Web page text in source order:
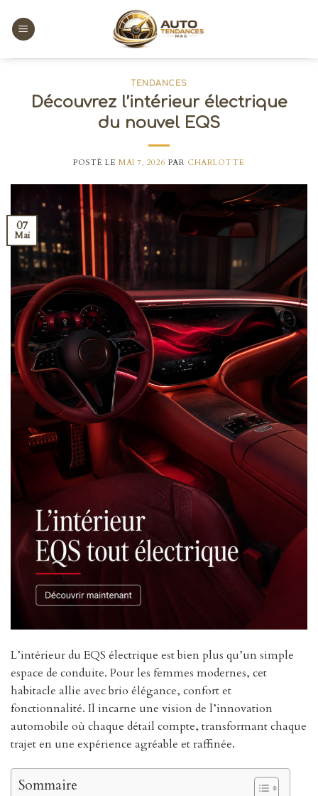
content
TENDANCES
Découvrez l’intérieur électrique
du nouvel EQS
POSTÉ LE MAI 7, 2026 PAR CHARLOTTE
07
Mai
L’intérieur du EQS électrique est bien plus qu’un simple
espace de conduite. Pour les femmes modernes, cet
habitacle allie avec brio élégance, confort et
fonctionnalité. Il incarne une vision de l’innovation
automobile où chaque détail compte, transformant chaque
trajet en une expérience agréable et raffinée.
Sommaire